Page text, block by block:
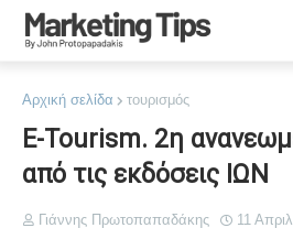
Αρχική σελίδα τουρισμός
E-Tourism. 2η
από τις εκδόσεις ΙΩΝ
Γιάννης Πρωτοπαπαδάκης 11